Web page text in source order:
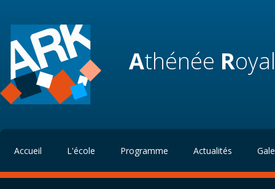
Athénée R
Accueil L'école Programme Actualités